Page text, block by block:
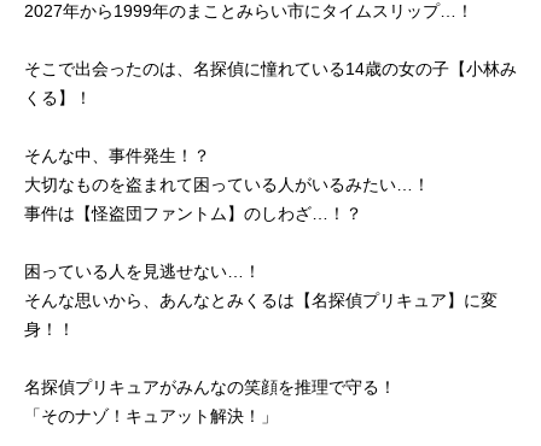
2027年から1999年のまことみらい市にタイムスリップ…！
そこで出会ったのは、名探偵に憧れている14歳の女の子【小林み
くる】！
そんな中、事件発生！？
大切なものを盗まれて困っている人がいるみたい…！
事件は【怪盗団ファントム】のしわざ…！？
困っている人を見逃せない…！
そんな思いから、あんなとみくるは【名探偵プリキュア】に変
身！！
名探偵プリキュアがみんなの笑顔を推理で守る！
「そのナゾ！キュアット解決！」